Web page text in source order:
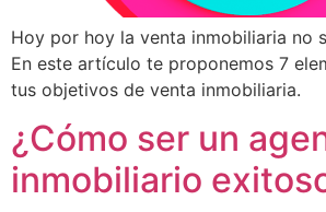
Hoy por hoy la venta inmobiliaria no
En este artículo te proponemos 7
tus objetivos de venta inmobiliaria.
¿Cómo ser un
inmobiliario